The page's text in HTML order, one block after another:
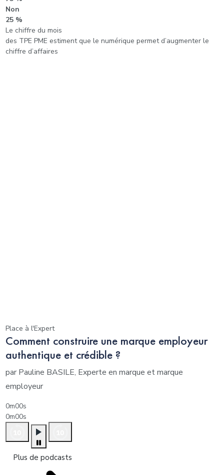
Non
25 %
Le chiffre du mois
des TPE PME estiment que le numérique permet d’augmenter le
chiffre d’affaires
Place à l'Expert
Comment construire une marque employeur
authentique et crédible ?
par Pauline BASILE, Experte en marque et marque
employeur
0m00s
0m00s
Plus de podcasts